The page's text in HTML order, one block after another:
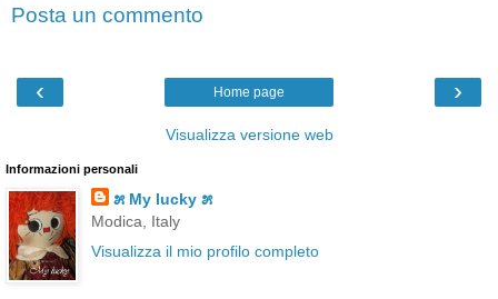
Posta un commento
‹ ›
Home page
Visualizza versione web
Informazioni personali
೫ My lucky ೫
Modica, Italy
Visualizza il mio profilo completo